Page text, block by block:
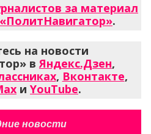
за материал
.
на новости
вЯндекс.Дзен,
, Вконтакте,
и YouTube.
новости